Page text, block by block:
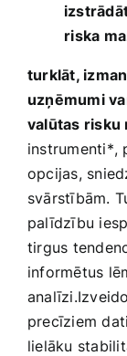
⁤riska
turklāt,
uzņēmumi
valūtas risku
instrumenti*,
opcijas,
svārstībām.
palīdzību
tirgus
informētus
precīziem
lielāku